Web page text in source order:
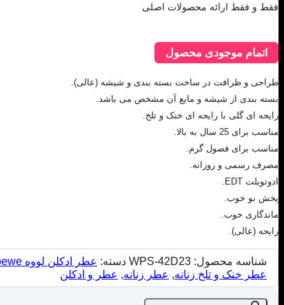
فقط و فقط ارائه محصولات اصلی
اتمام موجودی محصول
طراحی و ظرافت در ساخت بسته بندی و شیشه (عالی).
بسته بندی از شیشه و مایع آن مشخص می باشد.
رایحه ای گلی با رایحه ای خنک و تلخ.
مناسب برای 25 سال به بالا.
مناسب برای فصول گرم.
مصرف رسمی و روزانه.
ادوتویلت EDT.
پخش بو خوب.
ماندگاری خوب.
رایحه (عالی).
شناسه محصول: WPS-42D23 دسته: عطر ادکلن لووه Loewe
عطر خنک و تلخ زنانه, عطر زنانه, عطر و ادکلن